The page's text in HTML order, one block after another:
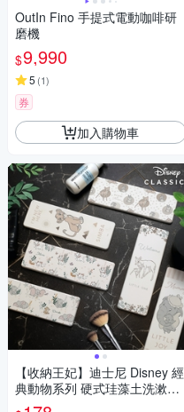
OutIn Fino 手提式電動咖啡研
磨機
$9,990
5 (1)
券
加入購物車
【收納王妃】迪士尼 Disney 經
典動物系列 硬式珪藻土洗漱墊
24x8x0.9 小鹿斑比 辛巴 瑪麗